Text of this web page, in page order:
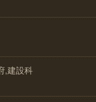
,建設科